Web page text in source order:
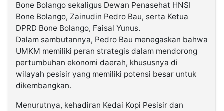
Bone Bolango sekaligus Dewan Penasehat HNSI
Bone Bolango, Zainudin Pedro Bau, serta Ketua
DPRD Bone Bolango, Faisal Yunus.
Dalam sambutannya, Pedro Bau menegaskan bahwa
UMKM memiliki peran strategis dalam mendorong
pertumbuhan ekonomi daerah, khususnya di
wilayah pesisir yang memiliki potensi besar untuk
dikembangkan.
Menurutnya, kehadiran Kedai Kopi Pesisir dan